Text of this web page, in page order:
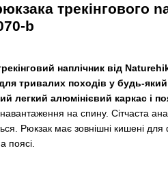
трекінгового
b
наплічник від
тривалих походів у будь-
легкий алюмінієвий каркас і
на спину. Сітчаста
Рюкзак має зовнішні кишені для
поясі.